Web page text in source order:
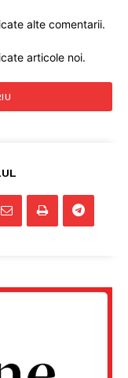
alte comentarii.
articole noi.